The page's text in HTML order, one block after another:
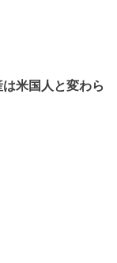
米国人と変わら